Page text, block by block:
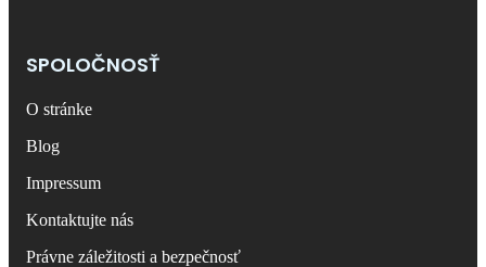
SPOLOČNOSŤ
O stránke
Blog
Impressum
Kontaktujte nás
Právne záležitosti a bezpečnosť